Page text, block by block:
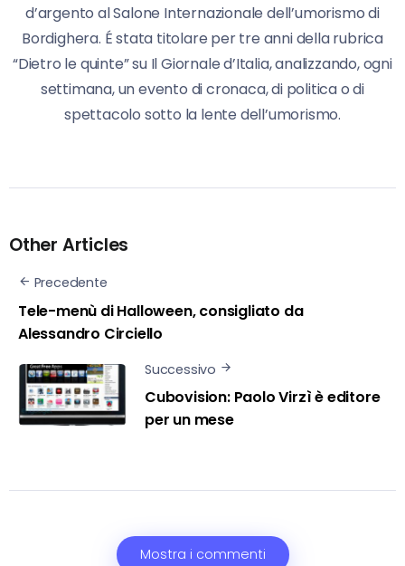
d’argento al Salone Internazionale dell’umorismo di
Bordighera. É stata titolare per tre anni della rubrica
“Dietro le quinte” su Il Giornale d’Italia, analizzando, ogni
settimana, un evento di cronaca, di politica o di
spettacolo sotto la lente dell’umorismo.
Other Articles
Precedente
Tele-menù di Halloween, consigliato da
Alessandro Circiello
Successivo
Cubovision: Paolo Virzì è editore
per un mese
Mostra i commenti